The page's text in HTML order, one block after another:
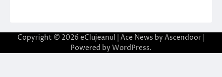
Copyright © 2026 eClujeanul | Ace News by Ascendoor
Powered by WordPress.